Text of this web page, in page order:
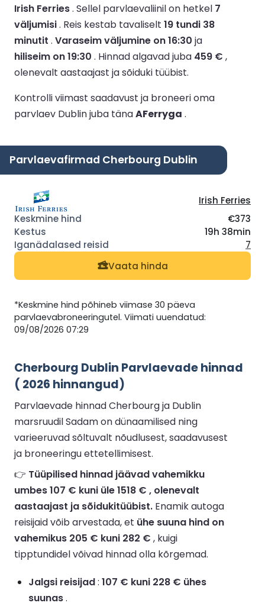
Irish Ferries. Sellel parvlaevaliinil on hetkel 7
väljumisi. Reis kestab tavaliselt 19 tundi 38
minutit . Varaseim väljumine on 16:30 ja
hiliseim on 19:30 . Hinnad algavad juba 459 € ,
olenevalt aastaajast ja sõiduki tüübist.
Kontrolli viimast saadavust ja broneeri oma
parvlaev Dublin juba tänaAFerryga .
Parvlaevafirmad Cherbourg Dublin
Irish Ferries
€373
19h 38min
7
Vaata hinda
*Keskmine hind põhineb viimase 30 päeva
parvlaevabroneeringutel. Viimati uuendatud:
09/08/2026 07:29
Cherbourg Dublin Parvlaevade hinnad
( 2026 hinnangud)
Parvlaevade hinnad Cherbourg ja Dublin
marsruudil Sadam on dünaamilised ning
varieeruvad sõltuvalt nõudlusest, saadavusest
ja broneeringu ettetellimisest.
👉 Tüüpilised hinnad jäävad vahemikku
umbes 107 € kuni üle 1518 € , olenevalt
aastaajast ja sõidukitüübist. Enamik autoga
reisijaid võib arvestada, et ühe suuna hind on
vahemikus 205 € kuni 282 € , kuigi
tipptundidel võivad hinnad olla kõrgemad.
Jalgsi reisijad: 107 € kuni 228 € ühes
suunas.